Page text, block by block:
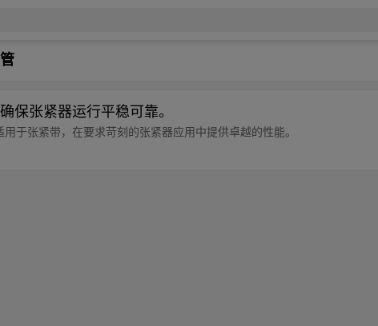
保张紧器运行平稳可靠。
于张紧带，在要求苛刻的张紧器应用中提供卓越的性能。